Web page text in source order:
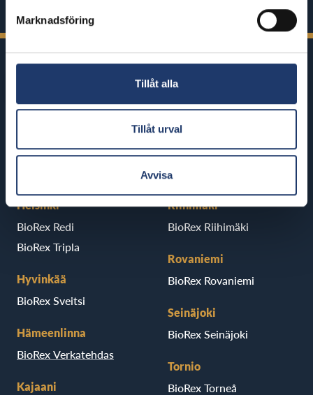
Marknadsföring
Tillåt alla
Tillåt urval
Avvisa
BioRex har 12 biografer runt om i
Finland
Helsinki
BioRex Redi
BioRex Tripla
Hyvinkää
BioRex Sveitsi
Hämeenlinna
BioRex Verkatehdas
Kajaani
Riihimäki
BioRex Riihimäki
Rovaniemi
BioRex Rovaniemi
Seinäjoki
BioRex Seinäjoki
Tornio
BioRex Torneå